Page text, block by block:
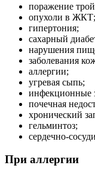
поражение
опухоли в ЖКТ;
гипертония;
сахарный
нарушения
заболевания
аллергии;
угревая сыпь;
инфекционные
почечная
хронический
гельминтоз;
сердечно-
При аллергии